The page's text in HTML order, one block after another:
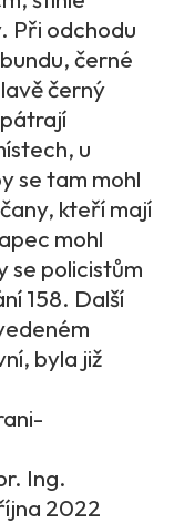
Při odchodu
černé
černý
u
se tam mohl
kteří mají
mohl
se policistům
158. Další
byla již
Ing.
2022